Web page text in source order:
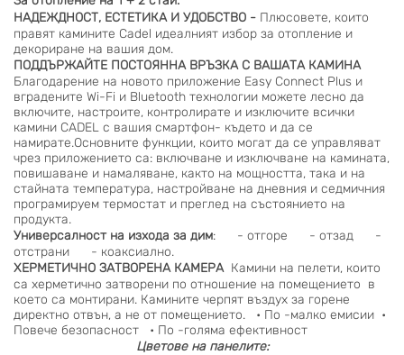
НАДЕЖДНОСТ, ЕСТЕТИКА И УДОБСТВО - Плюсовете, които
правят камините Cadel идеалният избор за отопление и
декориране на вашия дом.
ПОДДЪРЖАЙТЕ ПОСТОЯННА ВРЪЗКА С ВАШАТА КАМИНА
Благодарение на новото приложение Easy Connect Plus и
вградените Wi-Fi и Bluetooth технологии можете лесно да
включите, настроите, контролирате и изключите всички
камини CADEL с вашия смартфон- където и да се
намирате.Основните функции, които могат да се управляват
чрез приложението са: включване и изключване на камината,
повишаване и намаляване, както на мощността, така и на
стайната температура, настройване на дневния и седмичния
програмируем термостат и преглед на състоянието на
продукта.
Универсалност на изхода за дим: - отгоре - отзад -
отстрани - коаксиално.
ХЕРМЕТИЧНО ЗАТВОРЕНА КАМЕРАКамини на пелети, които
са херметично затворени по отношение на помещението в
което са монтирани. Камините черпят въздух за горене
директно отвън, а не от помещението. • По -малко емисии •
Повече безопасност • По -голяма ефективност
Цветове на панелите: